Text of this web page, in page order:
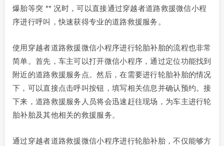
爆胎等突 ** 况时，可以直接通过穿越者道路救援微信小程
序进行呼叫，快速获得专业的道路救援服务。
使用穿越者道路救援微信小程序进行轮胎补胎的流程也非常
简单。首先，车主可以打开微信小程序，通过定位功能找到
附近的道路救援服务点。然后，在需要进行轮胎补胎的情况
下，可以直接点击呼叫按钮，填写相关信息并确认预约。接
下来，道路救援服务人员将会迅速赶往现场，为车主进行轮
胎补胎及其他相关的救援服务。
通过穿越者道路救援微信小程序进行轮胎补胎，不仅能够方